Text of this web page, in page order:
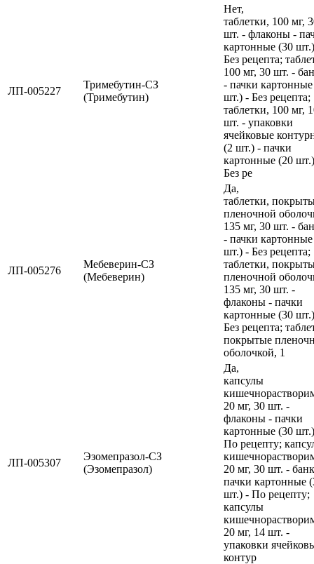
ЛП-005227
Тримебутин-СЗ
(Тримебутин)
Нет,
таблетки, 100 мг,
шт. - флаконы -
картонные (30
Без рецепта;
100 мг, 30 шт. -
- пачки
шт.) - Без рецепта;
таблетки, 100 мг,
шт. - упаковки
ячейковые
(2 шт.) - пачки
картонные (20
Без ре
ЛП-005276
Мебеверин-СЗ
(Мебеверин)
Да,
таблетки,
пленочной
135 мг, 30 шт. -
- пачки
шт.) - Без рецепта;
таблетки,
пленочной
135 мг, 30 шт. -
флаконы - пачки
картонные (30
Без рецепта;
покрытые
оболочкой, 1
ЛП-005307
Эзомепразол-СЗ
(Эзомепразол)
Да,
капсулы
20 мг, 30 шт. -
флаконы - пачки
картонные (30
По рецепту;
20 мг, 30 шт. -
пачки картонные
шт.) - По рецепту;
капсулы
20 мг, 14 шт. -
упаковки
контур